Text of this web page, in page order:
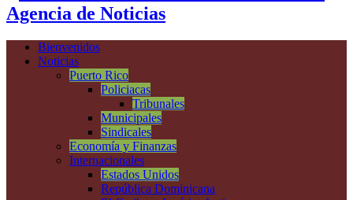
Agencia de Noticias
Bienvenidos
Noticias
Puerto Rico
Policiacas
Tribunales
Municipales
Sindicales
Economía y Finanzas
Internacionales
Estados Unidos
República Dominicana